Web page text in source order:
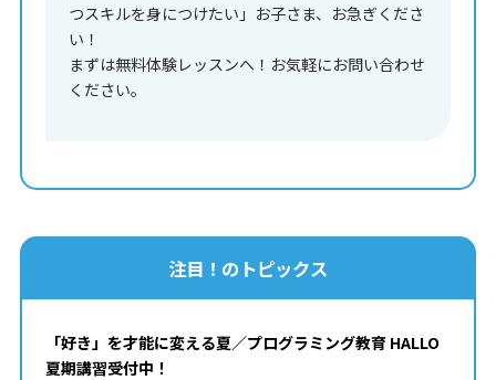
つスキルを身につけたい」お子さま、お急ぎくださ
い！
まずは無料体験レッスンへ！お気軽にお問い合わせ
ください。
注目！のトピックス
「好き」を才能に変える夏／プログラミング教育 HALLO
夏期講習受付中！